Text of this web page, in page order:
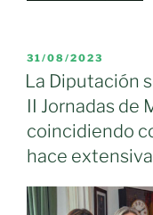
a
PUBLICADO
EL
31/08/2023
La Diputación
II Jornadas de
coincidiendo
hace